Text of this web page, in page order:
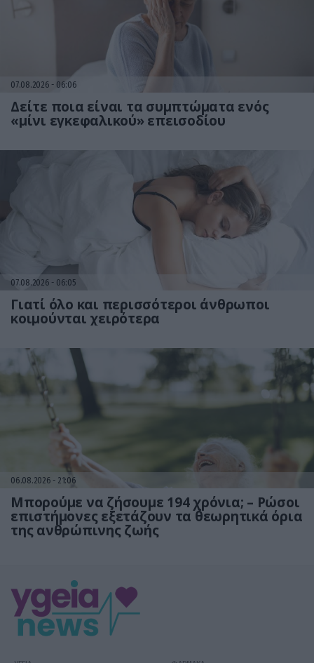
07.08.2026 06:06
Δείτε ποια είναι τα συμπτώματα ενός
«μίνι εγκεφαλικού» επεισοδίου
07.08.2026 06:05
Γιατί όλο και περισσότεροι άνθρωποι
κοιμούνται χειρότερα
06.08.2026 21:06
Μπορούμε να ζήσουμε 194 χρόνια; – Ρώσοι
επιστήμονες εξετάζουν τα θεωρητικά όρια
της ανθρώπινης ζωής